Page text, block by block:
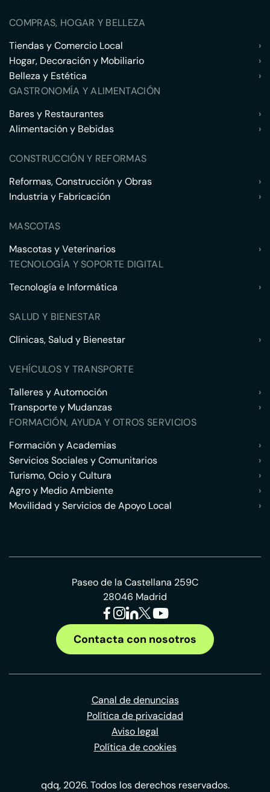
COMPRAS, HOGAR Y BELLEZA
Tiendas y Comercio Local
›
Hogar, Decoración y Mobiliario
›
Belleza y Estética
›
GASTRONOMÍA Y ALIMENTACIÓN
Bares y Restaurantes
›
Alimentación y Bebidas
›
CONSTRUCCIÓN Y REFORMAS
Reformas, Construcción y Obras
›
Industria y Fabricación
›
MASCOTAS
Mascotas y Veterinarios
›
TECNOLOGÍA Y SOPORTE DIGITAL
Tecnología e Informática
›
SALUD Y BIENESTAR
Clínicas, Salud y Bienestar
›
VEHÍCULOS Y TRANSPORTE
Talleres y Automoción
›
Transporte y Mudanzas
›
FORMACIÓN, AYUDA Y OTROS SERVICIOS
Formación y Academias
›
Servicios Sociales y Comunitarios
›
Turismo, Ocio y Cultura
›
Agro y Medio Ambiente
›
Movilidad y Servicios de Apoyo Local
›
Paseo de la Castellana 259C
28046 Madrid
Contacta con nosotros
Canal de denuncias
Política de privacidad
Aviso legal
Política de cookies
qdq, 2026. Todos los derechos reservados.